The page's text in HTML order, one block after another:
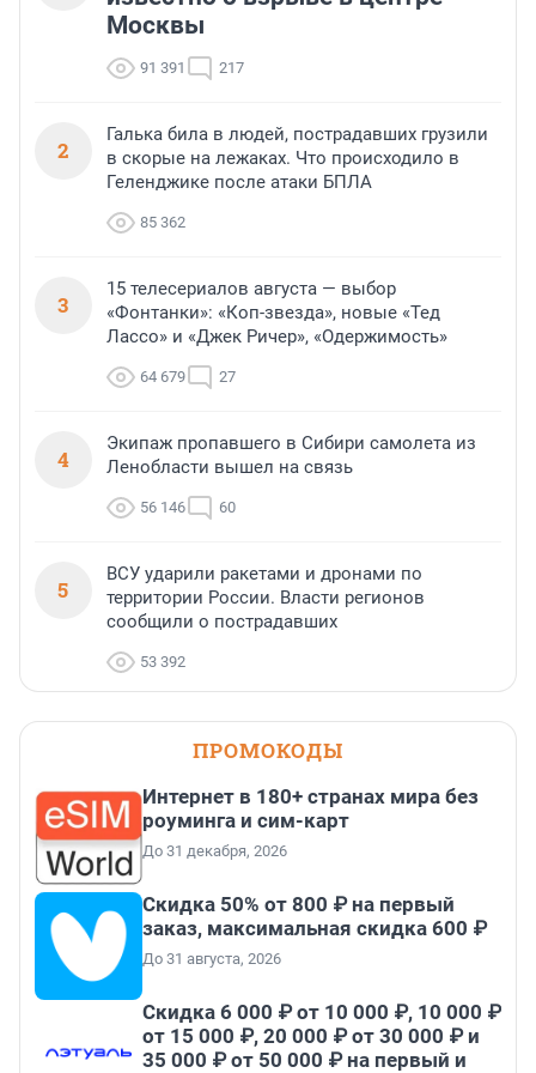
Москвы
91 391 217
2
Галька била в людей, пострадавших грузили
в скорые на лежаках. Что происходило в
Геленджике после атаки БПЛА
85 362
3
15 телесериалов августа — выбор
«Фонтанки»: «Коп-звезда», новые «Тед
Лассо» и «Джек Ричер», «Одержимость»
64 679 27
4
Экипаж пропавшего в Сибири самолета из
Ленобласти вышел на связь
56 146 60
5
ВСУ ударили ракетами и дронами по
территории России. Власти регионов
сообщили о пострадавших
53 392
ПРОМОКОДЫ
Интернет в 180+ странах мира без
роуминга и сим-карт
До 31 декабря, 2026
Скидка 50% от 800 ₽ на первый
заказ, максимальная скидка 600 ₽
До 31 августа, 2026
Скидка 6 000 ₽ от 10 000 ₽, 10 000 ₽
от 15 000 ₽, 20 000 ₽ от 30 000 ₽ и
35 000 ₽ от 50 000 ₽ на первый и